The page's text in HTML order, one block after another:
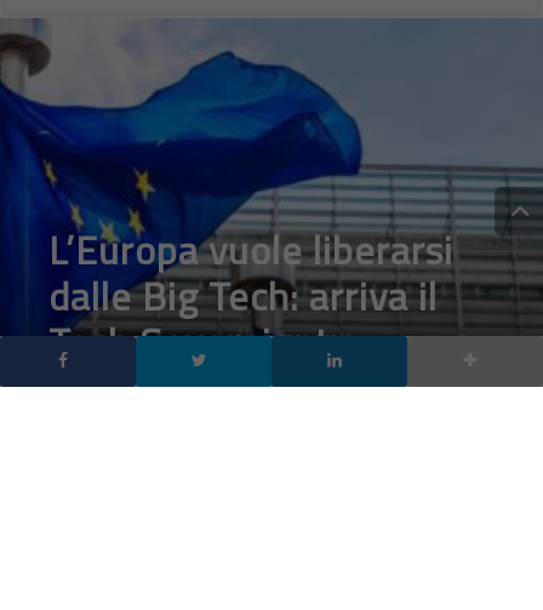
L’Europa vuole liberarsi
dalle Big Tech: arriva il
Tech Sovereignty
Package, il piano per la